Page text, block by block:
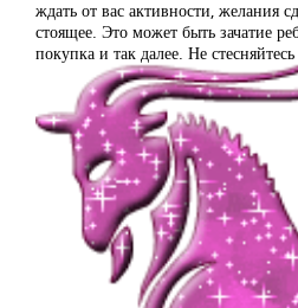
ждать от вас активности, желания
стоящее. Это может быть зачатие
покупка и так далее. Не